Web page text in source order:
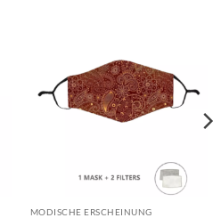
MODISCHE ERSCHEINUNG